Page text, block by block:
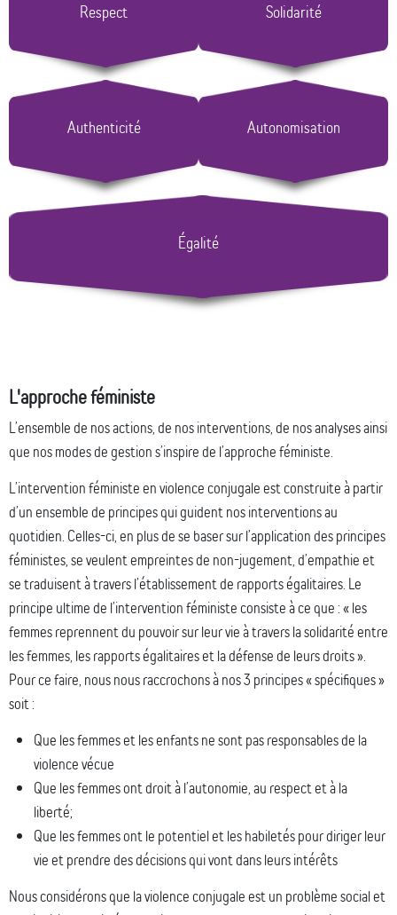
Respect Solidarité
Authenticité Autonomisation
Égalité
L'approche féministe
L’ensemble de nos actions, de nos interventions, de nos analyses ainsi
que nos modes de gestion s’inspire de l’approche féministe.
L’intervention féministe en violence conjugale est construite à partir
d’un ensemble de principes qui guident nos interventions au
quotidien. Celles-ci, en plus de se baser sur l’application des principes
féministes, se veulent empreintes de non-jugement, d’empathie et
se traduisent à travers l’établissement de rapports égalitaires. Le
principe ultime de l’intervention féministe consiste à ce que : « les
femmes reprennent du pouvoir sur leur vie à travers la solidarité entre
les femmes, les rapports égalitaires et la défense de leurs droits ».
Pour ce faire, nous nous raccrochons à nos 3 principes « spécifiques »
soit :
Que les femmes et les enfants ne sont pas responsables de la
violence vécue
Que les femmes ont droit à l’autonomie, au respect et à la
liberté;
Que les femmes ont le potentiel et les habiletés pour diriger leur
vie et prendre des décisions qui vont dans leurs intérêts
Nous considérons que la violence conjugale est un problème social et